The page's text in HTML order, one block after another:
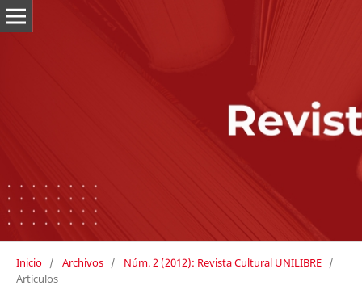
Inicio / Archivos / Núm. 2 (2012): Revista Cultural UNILIBRE /
Artículos